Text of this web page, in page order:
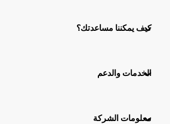
كيف يمكننا مساعدتك؟
الخدمات والدعم
معلومات الشركة